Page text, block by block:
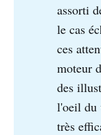
assorti
le cas
ces
moteur
des
l'oeil du
très